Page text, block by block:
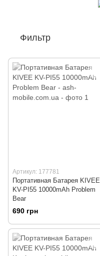
Фильтр
Артикул: 177781
Портативная Батарея KIVEE
KV-PI55 10000mAh Problem
Bear
690 грн